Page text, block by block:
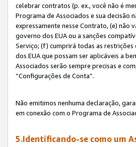
celebrar contratos (p. ex., você não é
Programa de Associados e sua decisão
expressamente nesse Contrato, (e)
governo dos EUA ou a sanções
Serviço; (f) cumprirá todas as
dos EUA que possam ser aplicáveis a
Associados serão sempre precisas e
“Configurações de Conta”.
Não emitimos nenhuma declaração,
em conexão com o Programa de
5.Identificando-se como um